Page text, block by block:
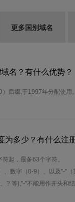
更多国别域名
名？有什么优势？
后缀,于1997年分配使用
为多少？有什么注
起，最多63个字符。
、数字（0-9）、以及"-"
? 等),"-"不能用作开头和